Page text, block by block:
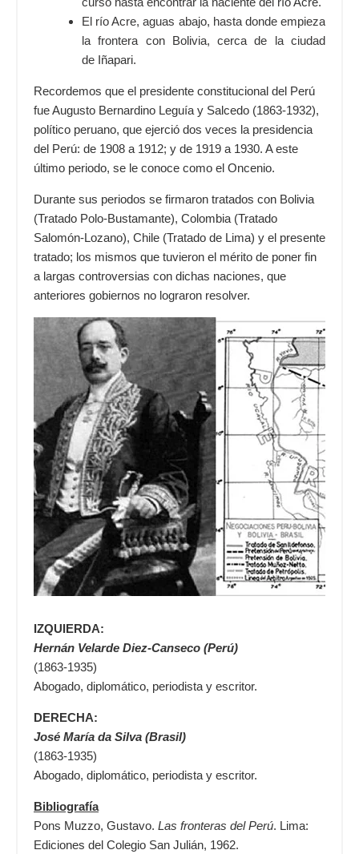
El río Acre, aguas abajo, hasta donde empieza
la frontera con Bolivia, cerca de la ciudad
de Iñapari. ​
Recordemos que el presidente constitucional del Perú
fue Augusto Bernardino Leguía y Salcedo (1863-1932),
político peruano, que ejerció dos veces la presidencia
del Perú: de 1908 a 1912; y de 1919 a 1930. A este
último periodo, se le conoce como el Oncenio.
Durante sus periodos se firmaron tratados con Bolivia
(Tratado Polo-Bustamante), Colombia (Tratado
Salomón-Lozano), Chile (Tratado de Lima) y el presente
tratado; los mismos que tuvieron el mérito de poner fin
a largas controversias con dichas naciones, que
anteriores gobiernos no lograron resolver.
IZQUIERDA:
Hernán Velarde Diez-Canseco (Perú)
(1863-1935)
Abogado, diplomático, periodista y escritor.
DERECHA:
José María da Silva (Brasil)
(1863-1935)
Abogado, diplomático, periodista y escritor.
Bibliografía
Pons Muzzo, Gustavo. Las fronteras del Perú. Lima:
Ediciones del Colegio San Julián, 1962.